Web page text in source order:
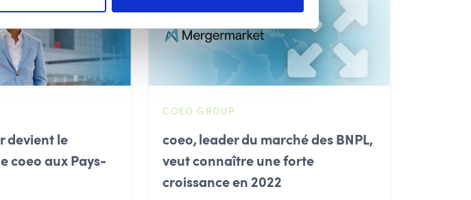
devient le
coeo aux Pays-
COEO GROUP
coeo, leader du marché des BNPL,
veut connaître une forte
croissance en 2022